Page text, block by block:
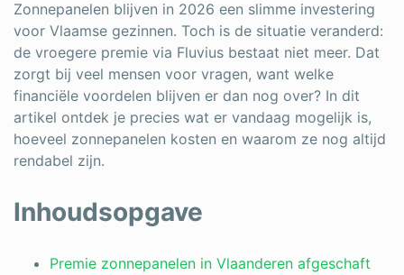
Schrijnwerker
Stukadoor
Tegelzetter
Vloeren
Warmtepomp
Zonnepanelen
Zonnepanelen blijven in 2026 een slimme investering
voor Vlaamse gezinnen. Toch is de situatie veranderd:
de vroegere premie via Fluvius bestaat niet meer. Dat
zorgt bij veel mensen voor vragen, want welke
financiële voordelen blijven er dan nog over? In dit
artikel ontdek je precies wat er vandaag mogelijk is,
hoeveel zonnepanelen kosten en waarom ze nog altijd
rendabel zijn.
Inhoudsopgave
Premie zonnepanelen in Vlaanderen afgeschaft